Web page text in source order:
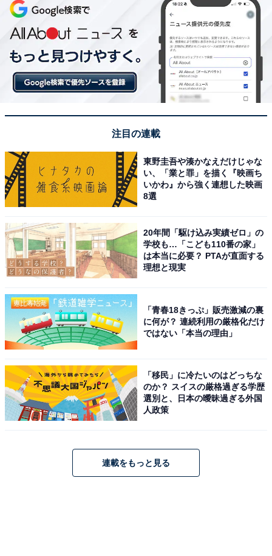
注目の連載
東野圭吾や湊かなえだけじゃな
い、「業と罪」を描く『映画ち
いかわ』から強く連想した映画
8選
20年間「駆け込み実績ゼロ」の
学校も…「こども110番の家」
は本当に必要？ PTAが直面する
理想と現実
「青春18きっぷ」販売激減の裏
に何が？ 連続利用の厳格化だけ
ではない「本当の理由」
「移民」に冷たいのはどっちな
のか？ スイスの厳格過ぎる学歴
選別と、日本の曖昧過ぎる外国
人政策
連載をもっと見る